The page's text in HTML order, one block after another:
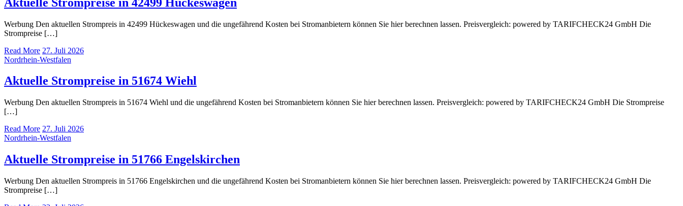
Werbung Den aktuellen Strompreis in 42499 Hückeswagen und die ungefährend Kosten bei Stromanbietern können Sie hier berechnen lassen. Preisvergleich: powered by TARIFCHECK24 GmbH Die
Strompreise […]
Read More 27. Juli 2026
Nordrhein-Westfalen
Aktuelle Strompreise in 51674 Wiehl
Werbung Den aktuellen Strompreis in 51674 Wiehl und die ungefährend Kosten bei Stromanbietern können Sie hier berechnen lassen. Preisvergleich: powered by TARIFCHECK24 GmbH Die Strompreise
[…]
Read More 27. Juli 2026
Nordrhein-Westfalen
Aktuelle Strompreise in 51766 Engelskirchen
Werbung Den aktuellen Strompreis in 51766 Engelskirchen und die ungefährend Kosten bei Stromanbietern können Sie hier berechnen lassen. Preisvergleich: powered by TARIFCHECK24 GmbH Die
Strompreise […]